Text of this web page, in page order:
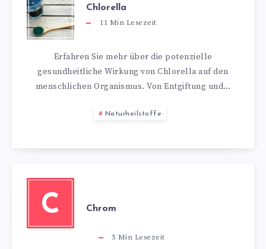
Chlorella
11 Min Lesezeit
Erfahren Sie mehr über die potenzielle
gesundheitliche Wirkung von Chlorella auf den
menschlichen Organismus. Von Entgiftung und…
Naturheilstoffe
C Chrom
5 Min Lesezeit